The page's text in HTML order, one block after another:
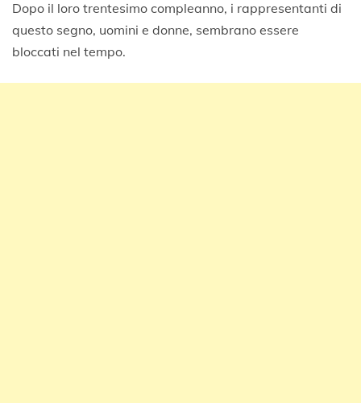
Dopo il loro trentesimo compleanno, i rappresentanti di
questo segno, uomini e donne, sembrano essere
bloccati nel tempo.